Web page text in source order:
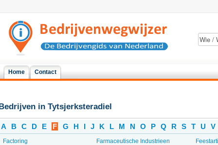
Home Contact
in Tytsjerksteradiel
A B C D E F G H I J K L M N O P Q R S T U V
Factoring
Farmaceutische Industrieen